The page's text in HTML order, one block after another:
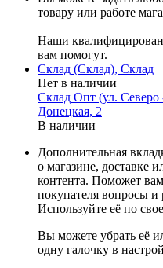
товару или работе
Наши
вам помогут.
Склад (Склад), Склад
Нет в наличии
Склад Опт (ул. Северо
Донецкая, 2
В наличии
Дополнительная
о магазине, доставке
контента. Поможет
покупателя вопросы и
Используйте её по
Вы можете убрать её
одну галочку в